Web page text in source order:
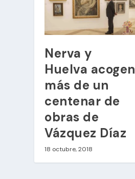
Nerva y
Huelva acogen
más de un
centenar de
obras de
Vázquez Díaz
18 octubre, 2018